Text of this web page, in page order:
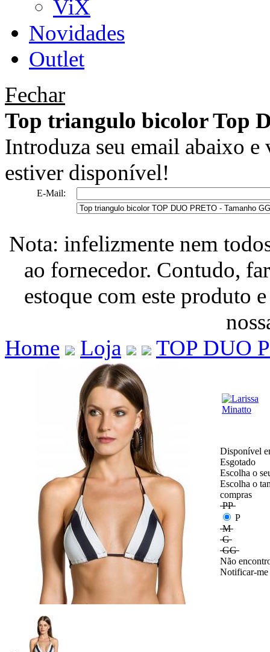
ViX
Novidades
Outlet
Fechar
Top triangulo bicolor Top
Introduza seu email abaixo
estiver disponível!
E-Mail:
Nota: infelizmente nem
ao fornecedor. Contudo,
estoque com este produto
Home
Loja TOP DUO
Disponível
Esgotado
Escolha o
Escolha o
compras
PP
P
M
G
GG
Não
Notificar-me